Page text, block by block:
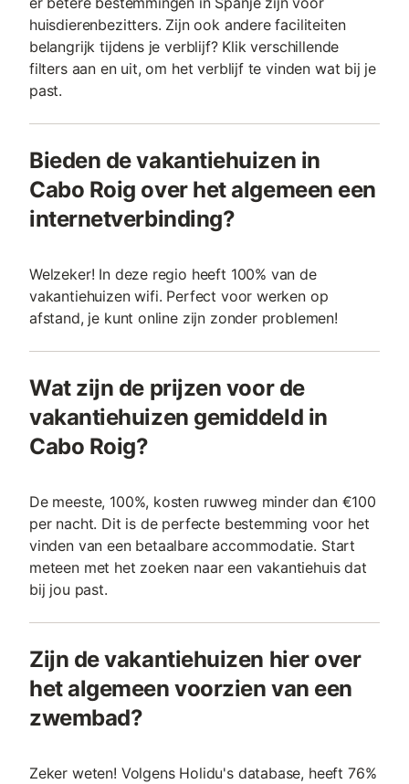
huisdierenbezitters. Zijn ook andere faciliteiten
belangrijk tijdens je verblijf? Klik verschillende
filters aan en uit, om het verblijf te vinden wat bij je
past.
Bieden de vakantiehuizen in
Cabo Roig over het algemeen een
internetverbinding?
Welzeker! In deze regio heeft 100% van de
vakantiehuizen wifi. Perfect voor werken op
afstand, je kunt online zijn zonder problemen!
Wat zijn de prijzen voor de
vakantiehuizen gemiddeld in
Cabo Roig?
De meeste, 100%, kosten ruwweg minder dan €100
per nacht. Dit is de perfecte bestemming voor het
vinden van een betaalbare accommodatie. Start
meteen met het zoeken naar een vakantiehuis dat
bij jou past.
Zijn de vakantiehuizen hier over
het algemeen voorzien van een
zwembad?
Zeker weten! Volgens Holidu's database, heeft 76%